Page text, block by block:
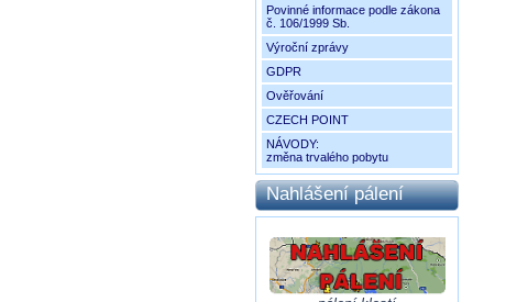
Povinné informace podle zákona
č. 106/1999 Sb.
Výroční zprávy
GDPR
Ověřování
CZECH POINT
NÁVODY:
změna trvalého pobytu
Nahlášení pálení